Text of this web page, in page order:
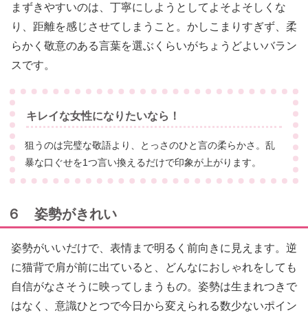
まずきやすいのは、丁寧にしようとしてよそよそしくな
り、距離を感じさせてしまうこと。かしこまりすぎず、柔
らかく敬意のある言葉を選ぶくらいがちょうどよいバラン
スです。
キレイな女性になりたいなら！
狙うのは完璧な敬語より、とっさのひと言の柔らかさ。乱
暴な口ぐせを1つ言い換えるだけで印象が上がります。
６ 姿勢がきれい
姿勢がいいだけで、表情まで明るく前向きに見えます。逆
に猫背で肩が前に出ていると、どんなにおしゃれをしても
自信がなさそうに映ってしまうもの。姿勢は生まれつきで
はなく、意識ひとつで今日から変えられる数少ないポイン